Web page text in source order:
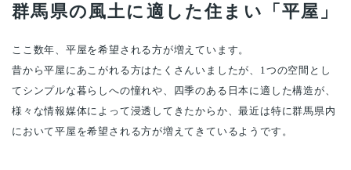
群馬県の風土に適した住まい「平屋」
ここ数年、平屋を希望される方が増えています。
昔から平屋にあこがれる方はたくさんいましたが、1つの空間とし
てシンプルな暮らしへの憧れや、四季のある日本に適した構造が、
様々な情報媒体によって浸透してきたからか、最近は特に群馬県内
において平屋を希望される方が増えてきているようです。